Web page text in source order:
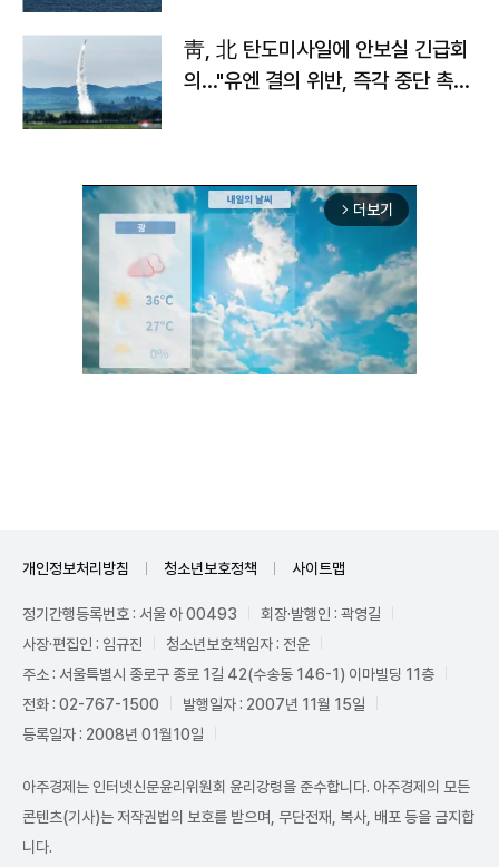
靑, 北 탄도미사일에 안보실 긴급회
의…"유엔 결의 위반, 즉각 중단 촉
arrow_forward_ios 더보기
개인정보처리방침 청소년보호정책 사이트맵
정기간행등록번호 : 서울 아 00493
회장·발행인 : 곽영길
사장·편집인 : 임규진
청소년보호책임자 : 전운
주소 : 서울특별시 종로구 종로 1길 42(수송동 146-1) 이마빌딩 11층
전화 : 02-767-1500
발행일자 : 2007년 11월 15일
등록일자 : 2008년 01월10일
아주경제는 인터넷신문윤리위원회 윤리강령을 준수합니다. 아주경제의 모든
콘텐츠(기사)는 저작권법의 보호를 받으며, 무단전재, 복사, 배포 등을 금지합
니다.